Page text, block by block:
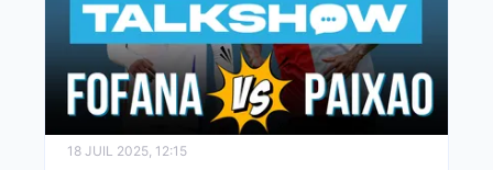
18 JUIL 2025, 12:15